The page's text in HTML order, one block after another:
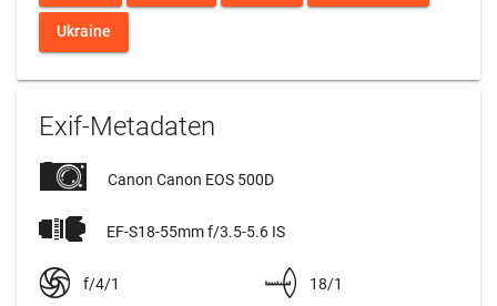
Ukraine
Exif-Metadaten
Canon Canon EOS 500D
EF-S18-55mm f/3.5-5.6 IS
f/4/1 18/1